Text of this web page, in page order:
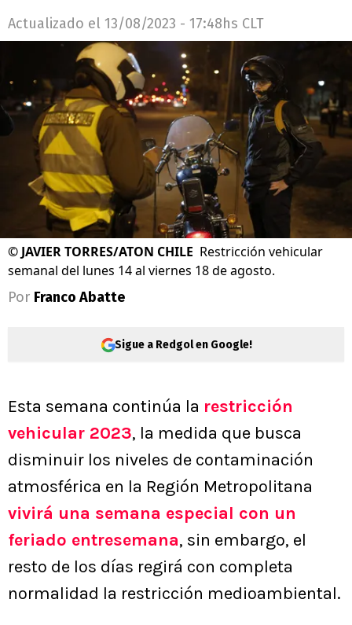
Actualizado el 13/08/2023 - 17:48hs CLT
©JAVIER TORRES/ATON CHILE Restricción vehicular
semanal del lunes 14 al viernes 18 de agosto.
Por Franco Abatte
Sigue a Redgol en Google!
Esta semana continúa la restricción
vehicular 2023, la medida que busca
disminuir los niveles de contaminación
atmosférica en la Región Metropolitana
vivirá una semana especial con un
feriado entresemana, sin embargo, el
resto de los días regirá con completa
normalidad la restricción medioambiental.